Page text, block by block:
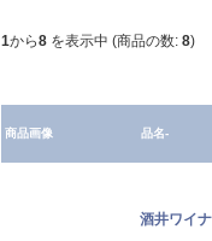
1から8 を表示中 (商品の数: 8)
商品画像 品名-
酒井ワイ